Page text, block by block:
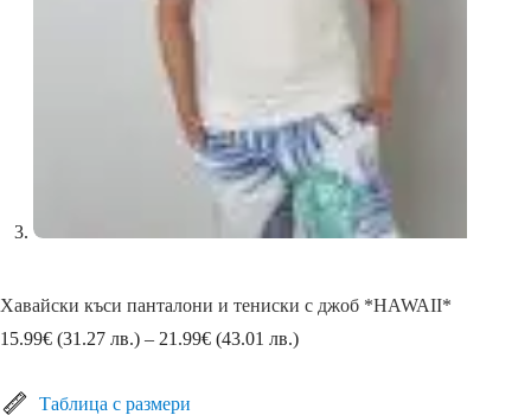
Хавайски къси панталони и тениски с джоб *HAWAII*
15.99€ (31.27 лв.) – 21.99€ (43.01 лв.)Price
Таблица с размери